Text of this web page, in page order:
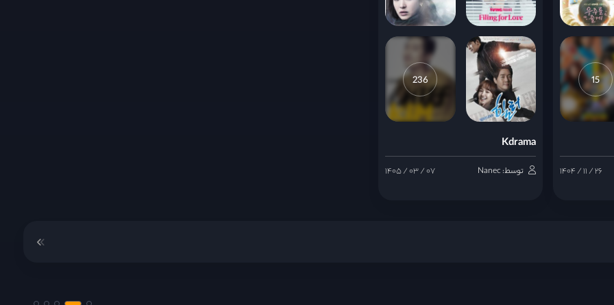
15
۱۴۰۴ / ۱۱ / ۲۶
236
Kdrama
توسط: Nanec ۱۴۰۵ / ۰۳ / ۰۷